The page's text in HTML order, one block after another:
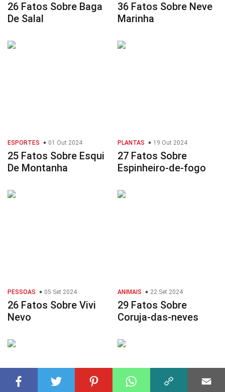
26 Fatos Sobre Baga
De Salal
36 Fatos Sobre Neve
Marinha
ESPORTES 01 Out 2024
25 Fatos Sobre Esqui
De Montanha
PLANTAS 19 Out 2024
27 Fatos Sobre
Espinheiro-de-fogo
PESSOAS 05 Set 2024
26 Fatos Sobre Vivi
Nevo
ANIMAIS 22 Set 2024
29 Fatos Sobre
Coruja-das-neves